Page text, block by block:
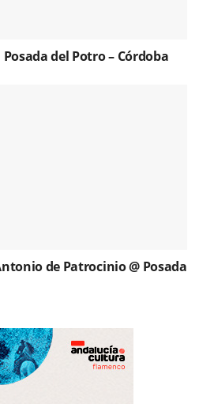
del Potro – Córdoba
de Patrocinio @ Posada